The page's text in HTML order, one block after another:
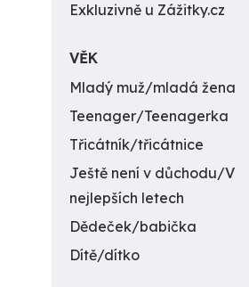
Exkluzivně u Zážitky.cz
VĚK
Mladý muž/mladá žena
Teenager/Teenagerka
Třicátník/třicátnice
Ještě není v důchodu/V
nejlepších letech
Dědeček/babička
Dítě/dítko